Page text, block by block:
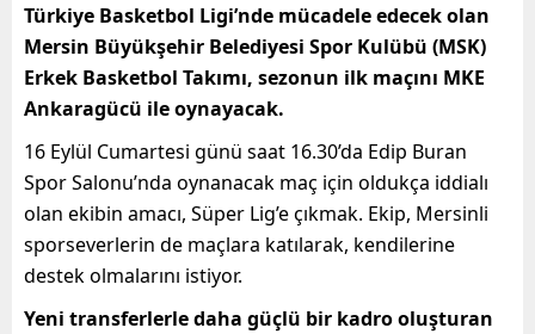
Türkiye Basketbol Ligi’nde mücadele edecek olan
Mersin Büyükşehir Belediyesi Spor Kulübü (MSK)
Erkek Basketbol Takımı, sezonun ilk maçını MKE
Ankaragücü ile oynayacak.
16 Eylül Cumartesi günü saat 16.30’da Edip Buran
Spor Salonu’nda oynanacak maç için oldukça iddialı
olan ekibin amacı, Süper Lig’e çıkmak. Ekip, Mersinli
sporseverlerin de maçlara katılarak, kendilerine
destek olmalarını istiyor.
Yeni transferlerle daha güçlü bir kadro oluşturan